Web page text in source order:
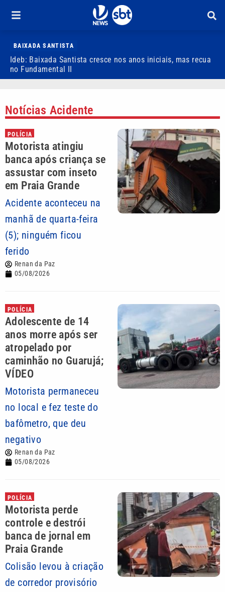
BAIXADA SANTISTA
Ideb: Baixada Santista cresce nos anos iniciais, mas recua
no Fundamental II
Notícias Acidente
POLÍCIA
Motorista atingiu
banca após criança se
assustar com inseto
em Praia Grande
Acidente aconteceu na
manhã de quarta-feira
(5); ninguém ficou
ferido
Renan da Paz
05/08/2026
POLÍCIA
Adolescente de 14
anos morre após ser
atropelado por
caminhão no Guarujá;
VÍDEO
Motorista permaneceu
no local e fez teste do
bafômetro, que deu
negativo
Renan da Paz
05/08/2026
POLÍCIA
Motorista perde
controle e destrói
banca de jornal em
Praia Grande
Colisão levou à criação
de corredor provisório